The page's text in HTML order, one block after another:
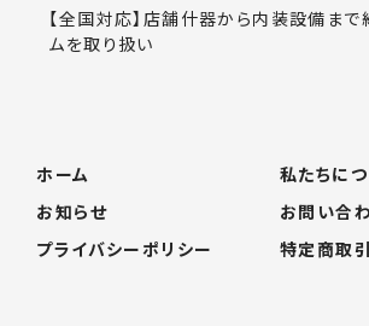
【全国対応】店舗什器から内装設備ま
ムを取り扱い
ホーム
私たちにつ
お知らせ
お問い合
プライバシーポリシー
特定商取